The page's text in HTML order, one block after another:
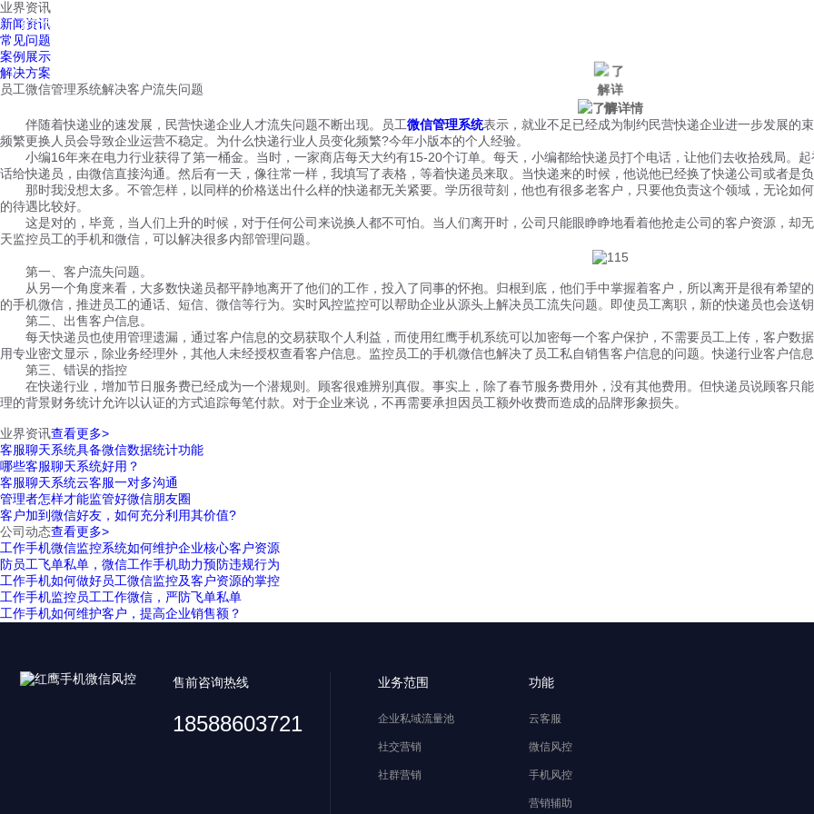
红鹰工作手机
业界资讯
新闻资讯
常见问题
案例展示
解决方案
员工微信管理系统解决客户流失问题
伴随着快递业的速发展，民营快递企业人才流失问题不断出现。员工微信管理系统表示，就业不足已经成为制约民营快递企业进一步发展的
频繁更换人员会导致企业运营不稳定。为什么快递行业人员变化频繁?今年小版本的个人经验。
小编16年来在电力行业获得了第一桶金。当时，一家商店每天大约有15-20个订单。每天，小编都给快递员打个电话，让他们去收拾残局。
话给快递员，由微信直接沟通。然后有一天，像往常一样，我填写了表格，等着快递员来取。当快递来的时候，他说他已经换了快递公司或者是
那时我没想太多。不管怎样，以同样的价格送出什么样的快递都无关紧要。学历很苛刻，他也有很多老客户，只要他负责这个领域，无论如
的待遇比较好。
这是对的，毕竟，当人们上升的时候，对于任何公司来说换人都不可怕。当人们离开时，公司只能眼睁睁地看着他抢走公司的客户资源，却
天监控员工的手机和微信，可以解决很多内部管理问题。
第一、客户流失问题。
从另一个角度来看，大多数快递员都平静地离开了他们的工作，投入了同事的怀抱。归根到底，他们手中掌握着客户，所以离开是很有希望
的手机微信，推进员工的通话、短信、微信等行为。实时风控监控可以帮助企业从源头上解决员工流失问题。即使员工离职，新的快递员也会送
第二、出售客户信息。
每天快递员也使用管理遗漏，通过客户信息的交易获取个人利益，而使用红鹰手机系统可以加密每一个客户保护，不需要员工上传，客户数
用专业密文显示，除业务经理外，其他人未经授权查看客户信息。监控员工的手机微信也解决了员工私自销售客户信息的问题。快递行业客户信
第三、错误的指控
在快递行业，增加节日服务费已经成为一个潜规则。顾客很难辨别真假。事实上，除了春节服务费用外，没有其他费用。但快递员说顾客只
理的背景财务统计允许以认证的方式追踪每笔付款。对于企业来说，不再需要承担因员工额外收费而造成的品牌形象损失。
业界资讯查看更多>
客服聊天系统具备微信数据统计功能
哪些客服聊天系统好用？
客服聊天系统云客服一对多沟通
管理者怎样才能监管好微信朋友圈
客户加到微信好友，如何充分利用其价值?
公司动态查看更多>
工作手机微信监控系统如何维护企业核心客户资源
防员工飞单私单，微信工作手机助力预防违规行为
工作手机如何做好员工微信监控及客户资源的掌控
工作手机监控员工工作微信，严防飞单私单
工作手机如何维护客户，提高企业销售额？
售前咨询热线
18588603721
业务范围
企业私域流量池
社交营销
社群营销
功能
云客服
微信风控
手机风控
营销辅助